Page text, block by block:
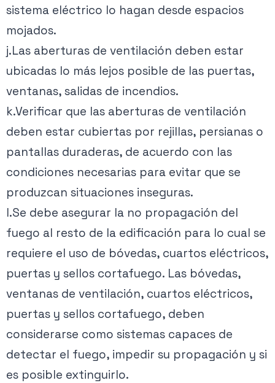
sistema eléctrico lo hagan desde espacios
mojados.
j.Las aberturas de ventilación deben estar
ubicadas lo más lejos posible de las puertas,
ventanas, salidas de incendios.
k.Verificar que las aberturas de ventilación
deben estar cubiertas por rejillas, persianas o
pantallas duraderas, de acuerdo con las
condiciones necesarias para evitar que se
produzcan situaciones inseguras.
l.Se debe asegurar la no propagación del
fuego al resto de la edificación para lo cual se
requiere el uso de bóvedas, cuartos eléctricos,
puertas y sellos cortafuego. Las bóvedas,
ventanas de ventilación, cuartos eléctricos,
puertas y sellos cortafuego, deben
considerarse como sistemas capaces de
detectar el fuego, impedir su propagación y si
es posible extinguirlo.